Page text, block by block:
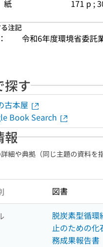
紙 171 p ;
注記
令和6年度環境省委託
探す
古本屋
Book Search
報
細や典拠（同じ主題の資料を
図書
脱炭素型循環
止のための化
務成果報告書